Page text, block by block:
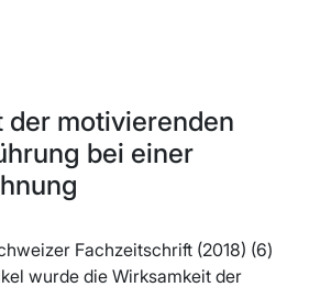
der motivierenden
bei einer
Fachzeitschrift (2018) (6)
wurde die Wirksamkeit der